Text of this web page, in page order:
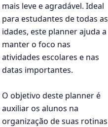
mais leve e agradável. Ideal
para estudantes de todas as
idades, este planner ajuda a
manter o foco nas
atividades escolares e nas
datas importantes.
O objetivo deste planner é
auxiliar os alunos na
organização de suas rotinas